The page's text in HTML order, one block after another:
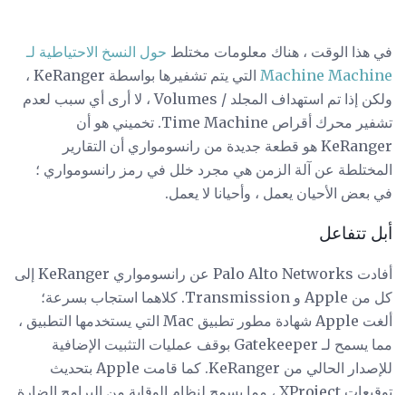
في هذا الوقت ، هناك معلومات مختلط حول النسخ الاحتياطية لـ
Machine Machine
التي يتم تشفيرها بواسطة KeRanger ،
ولكن إذا تم استهداف المجلد / Volumes ، لا أرى أي سبب لعدم
تشفير محرك أقراص Time Machine. تخميني هو أن
KeRanger هو قطعة جديدة من رانسومواري أن التقارير
المختلطة عن آلة الزمن هي مجرد خلل في رمز رانسومواري ؛
في بعض الأحيان يعمل ، وأحيانا لا يعمل.
أبل تتفاعل
أفادت Palo Alto Networks عن رانسومواري KeRanger إلى
كل من Apple و Transmission. كلاهما استجاب بسرعة؛
ألغت Apple شهادة مطور تطبيق Mac التي يستخدمها التطبيق ،
مما يسمح لـ Gatekeeper بوقف عمليات التثبيت الإضافية
للإصدار الحالي من KeRanger. كما قامت Apple بتحديث